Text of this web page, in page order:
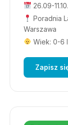
26.09-
Poradnia
Warszawa
Wiek: 0-6
Zapisz